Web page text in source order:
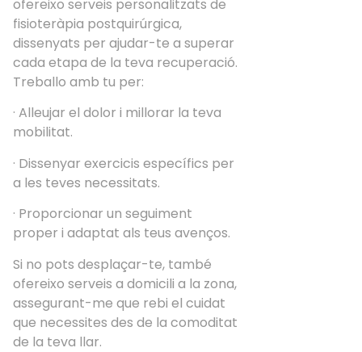
ofereixo serveis personalitzats de
fisioteràpia postquirúrgica,
dissenyats per ajudar-te a superar
cada etapa de la teva recuperació.
Treballo amb tu per:
· Alleujar el dolor i millorar la teva
mobilitat.
· Dissenyar exercicis específics per
a les teves necessitats.
· Proporcionar un seguiment
proper i adaptat als teus avenços.
Si no pots desplaçar-te, també
ofereixo serveis a domicili a la zona,
assegurant-me que rebi el cuidat
que necessites des de la comoditat
de la teva llar.